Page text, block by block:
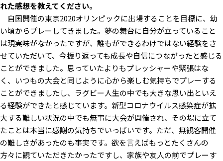
れた感想を教えてください。
自国開催の東京2020オリンピックに出場することを目標に、幼
い頃からプレーしてきました。夢の舞台に自分が立っていること
は現実味がなかったですが、誰もができるわけではない経験をさ
せていただいて、今振り返っても成長や自信につながったと感じる
ことができました。思っていたよりもプレッシャーや緊張はな
く、いつもの大会と同じように心から楽しむ気持ちでプレーする
ことができましたし、ラグビー人生の中でも大きな思い出といえ
る経験ができたと感じています。新型コロナウイルス感染症が拡
大する難しい状況の中でも無事に大会が開催され、その場に立て
たことは本当に感謝の気持ちでいっぱいです。ただ、無観客開催
の難しさがあったのも事実です。欲を言えばもっとたくさんの
方々に観ていただきたかったですし、家族や友人の前でプレーす